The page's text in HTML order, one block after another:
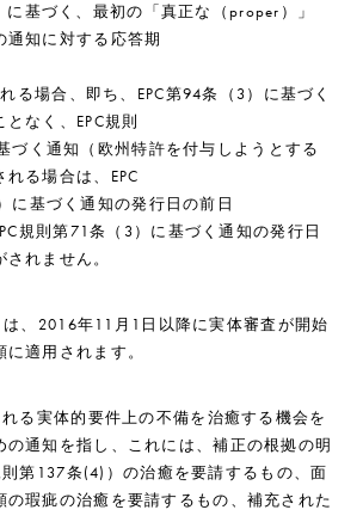
基づく、最初の「真正な（proper）」
通知に対する応答期
る場合、即ち、EPC第94条（3）に基づく
なく、EPC規則
く通知（欧州特許を付与しようとする
る場合は、EPC
基づく通知の発行日の前日
規則第71条（3）に基づく通知の発行日
れません。
、2016年11月1日以降に実体審査が開始
適用されます。
れる実体的要件上の不備を治癒する機会を
の通知を指し、これには、補正の根拠の明
則第137条(4)）の治癒を要請するもの、面
の瑕疵の治癒を要請するもの、補充された